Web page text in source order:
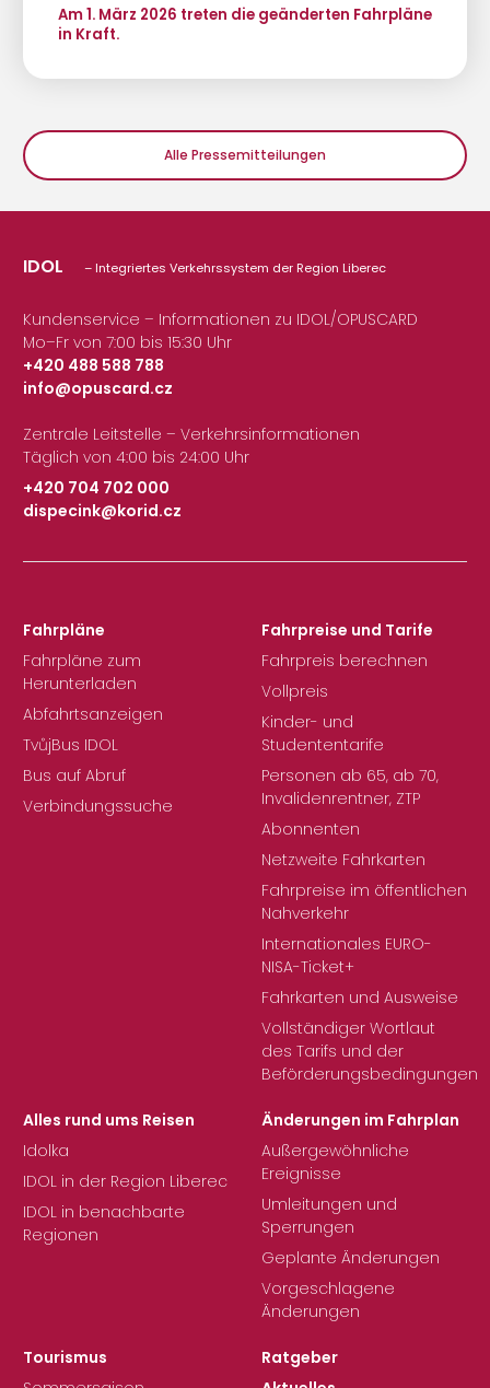
Am 1. März 2026 treten die geänderten Fahrpläne
in Kraft.
Alle Pressemitteilungen
IDOL – Integriertes Verkehrssystem der Region Liberec
Kundenservice – Informationen zu IDOL/OPUSCARD
Mo–Fr von 7:00 bis 15:30 Uhr
+420 488 588 788
|
info@opuscard.cz
Zentrale Leitstelle – Verkehrsinformationen
Täglich von 4:00 bis 24:00 Uhr
+420 704 702 000
|
dispecink@korid.cz
Fahrpläne
Fahrpläne zum
Herunterladen
Abfahrtsanzeigen
TvůjBus IDOL
Bus auf Abruf
Verbindungssuche
Fahrpreise und Tarife
Fahrpreis berechnen
Vollpreis
Kinder- und
Studententarife
Personen ab 65, ab 70,
Invalidenrentner, ZTP
Abonnenten
Netzweite Fahrkarten
Fahrpreise im öffentlichen
Nahverkehr
Internationales EURO-
NISA-Ticket+
Fahrkarten und Ausweise
Vollständiger Wortlaut
des Tarifs und der
Beförderungsbedingungen
Alles rund ums Reisen
Idolka
IDOL in der Region Liberec
IDOL in benachbarte
Regionen
Änderungen im Fahrplan
Außergewöhnliche
Ereignisse
Umleitungen und
Sperrungen
Geplante Änderungen
Vorgeschlagene
Änderungen
Tourismus
Ratgeber